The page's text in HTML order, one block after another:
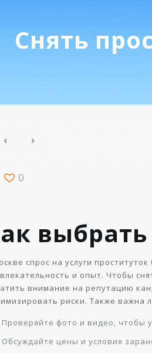
Снять
0
спрос на услуги
и опыт. Чтобы
внимание на репутацию
риски. Также важна
Проверяйте фото и видео, чтобы
Обсуждайте цены и условия